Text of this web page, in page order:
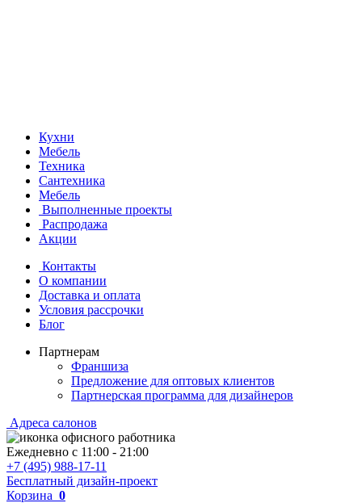
Кухни
Мебель
Техника
Сантехника
Мебель
Выполненные проекты
Распродажа
Акции
Контакты
О компании
Доставка и оплата
Условия рассрочки
Блог
Партнерам
Франшиза
Предложение для оптовых клиентов
Партнерская программа для дизайнеров
Адреса салонов
Ежедневно с 11:00 - 21:00
+7 (495) 988-17-11
Бесплатный дизайн-проект
Корзина 0